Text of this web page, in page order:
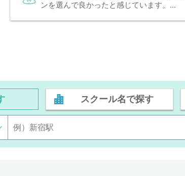
ンを選んで良かったと感じています。...
スクール名で探す